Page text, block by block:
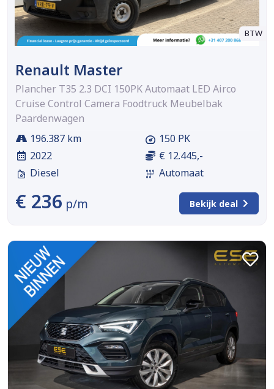
BTW
Renault Master
Plancher T35 2.3 DCI 150PK Automaat LED Airco
Cruise Control Camera Foodtruck Meubelbak
Paardenwagen
196.387 km
2022
Diesel
150 PK
€ 12.445,-
Automaat
€ 236 p/m Bekijk deal